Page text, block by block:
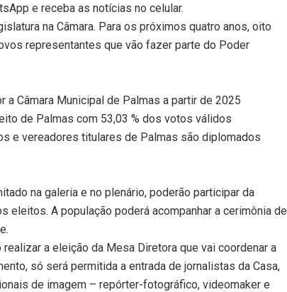
e receba as notícias no celular.
na Câmara. Para os próximos quatro anos, oito
representantes que vão fazer parte do Poder
Câmara Municipal de Palmas a partir de 2025
de Palmas com 53,03 % dos votos válidos
e vereadores titulares de Palmas são diplomados
na galeria e no plenário, poderão participar da
eleitos. A população poderá acompanhar a cerimônia de
a eleição da Mesa Diretora que vai coordenar a
só será permitida a entrada de jornalistas da Casa,
de imagem – repórter-fotográfico, videomaker e